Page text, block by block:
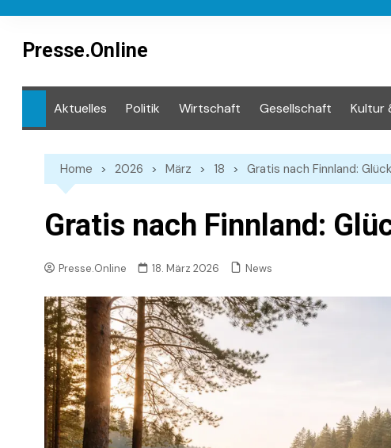
contentPresse.Online
Aktuelles Politik Wirtschaft Gesellschaft Kultur
Home 2026 März 18 Gratis nach Finnland:
Gratis nach Finnland:
Presse.Online 18. März 2026 News